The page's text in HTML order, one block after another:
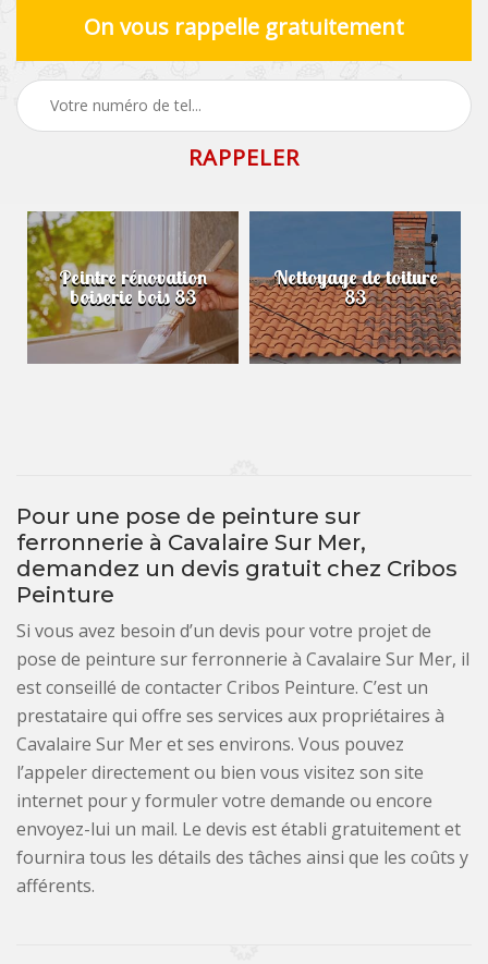
On vous rappelle gratuitement
Peintre rénovation
boiserie bois 83
Nettoyage de toiture
83
Pour une pose de peinture sur
ferronnerie à Cavalaire Sur Mer,
demandez un devis gratuit chez Cribos
Peinture
Si vous avez besoin d’un devis pour votre projet de
pose de peinture sur ferronnerie à Cavalaire Sur Mer, il
est conseillé de contacter Cribos Peinture. C’est un
prestataire qui offre ses services aux propriétaires à
Cavalaire Sur Mer et ses environs. Vous pouvez
l’appeler directement ou bien vous visitez son site
internet pour y formuler votre demande ou encore
envoyez-lui un mail. Le devis est établi gratuitement et
fournira tous les détails des tâches ainsi que les coûts y
afférents.